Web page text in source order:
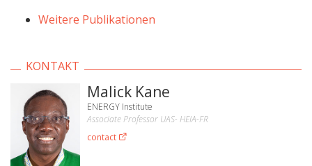
Weitere Publikationen
KONTAKT
Malick Kane
ENERGY Institute
Associate Professor UAS- HEIA-FR
contact